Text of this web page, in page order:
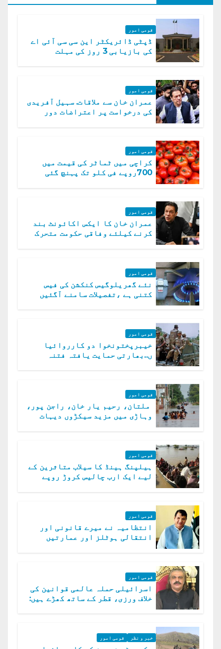
قومی امور
ڈپٹی ڈائریکٹر این سی سی آئی اے
کی بازیابی 3 روز کی مہلت
قومی امور
عمران خان سے ملاقات. سہیل آفریدی
کی درخواست پر اعتراضات دور
قومی امور
کراچی میں ٹماٹر کی قیمت میں
700روپے فی کلو تک پہنچ گئی
قومی امور
عمران خان کا ایکس اکائونٹ بند
کرنے کیلئے وفاقی حکومت متحرک
قومی امور
نئے گھریلوگیس کنکشن کی فیس
کتنی ہے ،تفصیلات سامنے آگئیں
قومی امور
خیبرپختونخوا دو کارروائیا
ں..بھارتی حمایت یافتہ فتنہ
قومی امور
ملتان، رحیم یار خان، راجن پور،
وہاڑی میں مزید سیکڑوں دیہات
قومی امور
ہیلپنگ ہینڈ کا سیلاب متاثرین کے
لیے ایک ارب چالیس کروڑ روپے
قومی امور
انتظامیہ نے میرے قانونی اور
انتقالی ہوٹلز اور عمارتیں
قومی امور
اسرائیلی حملہ عالمی قوانین کی
خلاف ورزی، قطر کے ساتھ کھڑے ہیں:
خبر و نظر قومی امور